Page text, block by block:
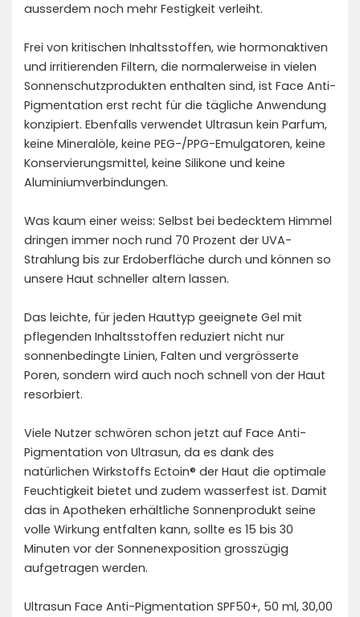
ausserdem noch mehr Festigkeit verleiht.
Frei von kritischen Inhaltsstoffen, wie hormonaktiven
und irritierenden Filtern, die normalerweise in vielen
Sonnenschutzprodukten enthalten sind, ist Face Anti-
Pigmentation erst recht für die tägliche Anwendung
konzipiert. Ebenfalls verwendet Ultrasun kein Parfum,
keine Mineralöle, keine PEG-/PPG-Emulgatoren, keine
Konservierungsmittel, keine Silikone und keine
Aluminiumverbindungen.
Was kaum einer weiss: Selbst bei bedecktem Himmel
dringen immer noch rund 70 Prozent der UVA-
Strahlung bis zur Erdoberfläche durch und können so
unsere Haut schneller altern lassen.
Das leichte, für jeden Hauttyp geeignete Gel mit
pflegenden Inhaltsstoffen reduziert nicht nur
sonnenbedingte Linien, Falten und vergrösserte
Poren, sondern wird auch noch schnell von der Haut
resorbiert.
Viele Nutzer schwören schon jetzt auf Face Anti-
Pigmentation von Ultrasun, da es dank des
natürlichen Wirkstoffs Ectoin® der Haut die optimale
Feuchtigkeit bietet und zudem wasserfest ist. Damit
das in Apotheken erhältliche Sonnenprodukt seine
volle Wirkung entfalten kann, sollte es 15 bis 30
Minuten vor der Sonnenexposition grosszügig
aufgetragen werden.
Ultrasun Face Anti-Pigmentation SPF50+, 50 ml, 30,00